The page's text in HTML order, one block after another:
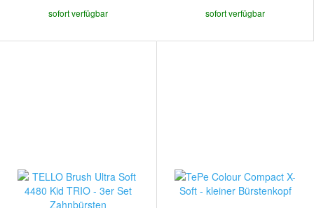
sofort verfügbar sofort verfügbar